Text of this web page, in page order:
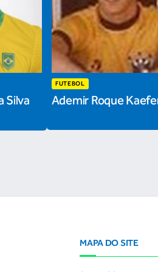
Silva
FUTEBOL
Ademir Roque
MAPA DO SITE